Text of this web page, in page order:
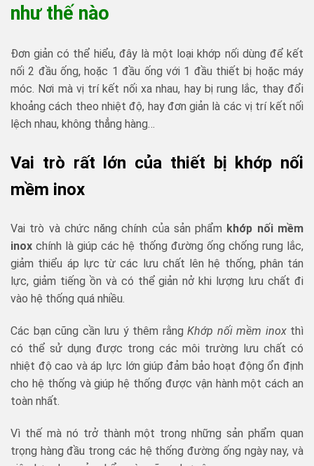
như thế nào
Đơn giản có thể hiểu, đây là một loại khớp nối dùng để kết
nối 2 đầu ống, hoặc 1 đầu ống với 1 đầu thiết bị hoặc máy
móc. Nơi mà vị trí kết nối xa nhau, hay bị rung lắc, thay đổi
khoảng cách theo nhiệt độ, hay đơn giản là các vị trí kết nối
lệch nhau, không thẳng hàng…
Vai trò rất lớn của thiết bị khớp nối
mềm inox
Vai trò và chức năng chính của sản phẩm khớp nối mềm
inox chính là giúp các hệ thống đường ống chống rung lắc,
giảm thiểu áp lực từ các lưu chất lên hệ thống, phân tán
lực, giảm tiếng ồn và có thể giản nở khi lượng lưu chất đi
vào hệ thống quá nhiều.
Các bạn cũng cần lưu ý thêm rằng Khớp nối mềm inoxthì
có thể sử dụng được trong các môi trường lưu chất có
nhiệt độ cao và áp lực lớn giúp đảm bảo hoạt động ổn định
cho hệ thống và giúp hệ thống được vận hành một cách an
toàn nhất.
Vì thế mà nó trở thành một trong những sản phẩm quan
trọng hàng đầu trong các hệ thống đường ống ngày nay, và